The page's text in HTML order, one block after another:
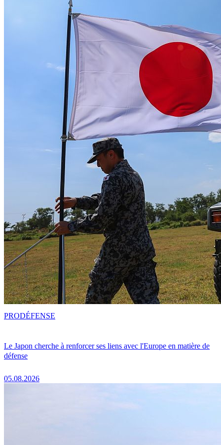
Le Japon cherche à renforcer ses liens avec l'Europe en matière de
défense
05.08.2026
PRODÉFENSE